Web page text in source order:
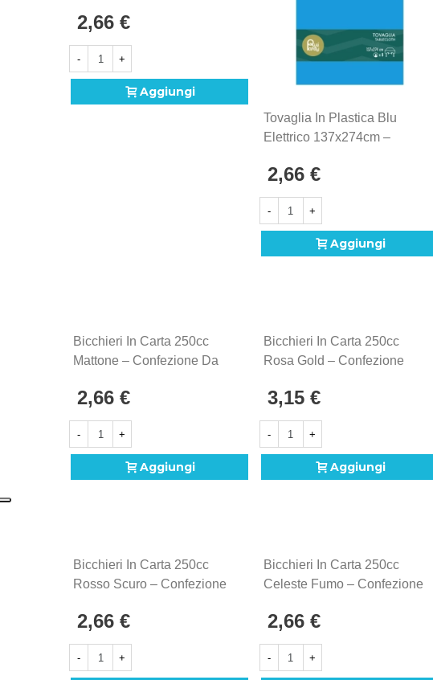
2,66 €
- +
Aggiungi
Tovaglia In Plastica Blu
Elettrico 137x274cm –
2,66 €
- +
Aggiungi
Bicchieri In Carta 250cc
Mattone – Confezione Da
2,66 €
- +
Aggiungi
Bicchieri In Carta 250cc
Rosa Gold – Confezione
3,15 €
- +
Aggiungi
Bicchieri In Carta 250cc
Rosso Scuro – Confezione
2,66 €
- +
Bicchieri In Carta 250cc
Celeste Fumo – Confezione
2,66 €
- +